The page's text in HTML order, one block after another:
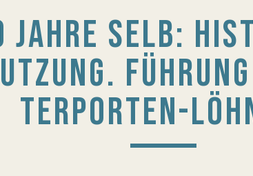
SELB:
TERPORTEN-